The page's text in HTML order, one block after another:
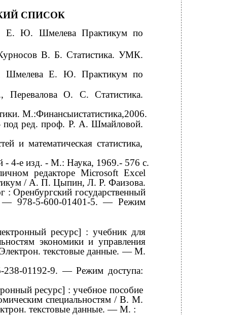
СПИСОК
Е. Ю. Шмелева Практикум по
В. Б. Статистика. УМК.
Шмелева Е. Ю. Практикум по
О. С. Статистика.
М.:Финансыистатистика,2006.
под ред. проф. Р. А. Шмайловой.
и математическая статистика,
- 4-е изд. - М.: Наука, 1969.- 576 c.
редакторе Microsoft Excel
/ А. П. Цыпин, Л. Р. Фаизова.
Оренбургский государственный
— 978-5-600-01401-5. — Режим
ресурс] : учебник для
экономики и управления
текстовые данные. — М.
01192-9. — Режим доступа:
ресурс] : учебное пособие
специальностям / В. М.
текстовые данные. — М. :